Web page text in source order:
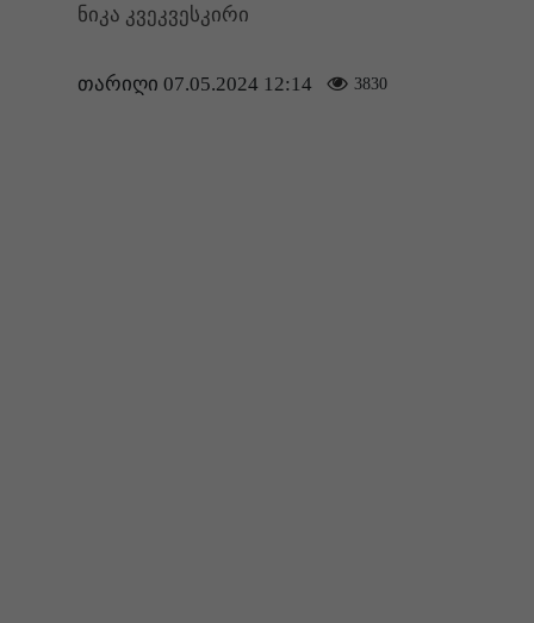
ნიკა კვეკვესკირი
თარიღი 07.05.2024 12:14 3830